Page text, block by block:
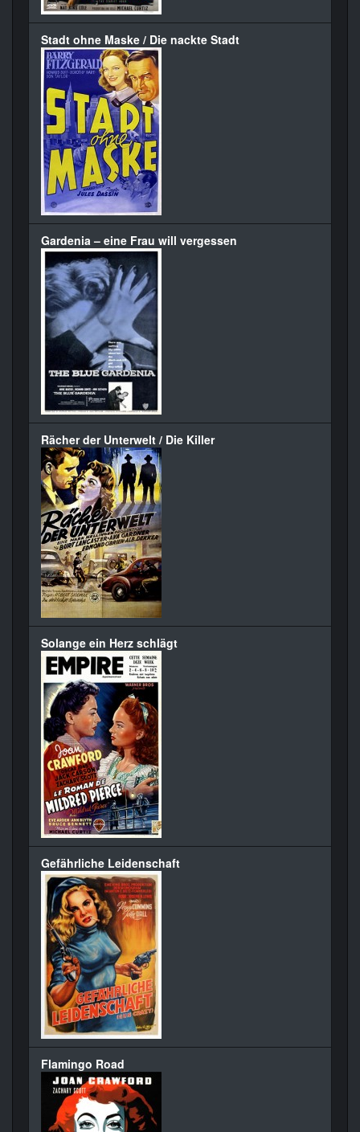
Stadt ohne Maske / Die nackte Stadt
Gardenia – eine Frau will vergessen
Rächer der Unterwelt / Die Killer
Solange ein Herz schlägt
Gefährliche Leidenschaft
Flamingo Road